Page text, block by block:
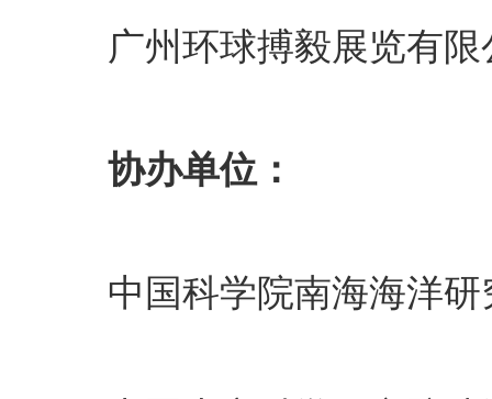
广州环球搏毅展览有限
协办单位：
中国科学院南海海洋研